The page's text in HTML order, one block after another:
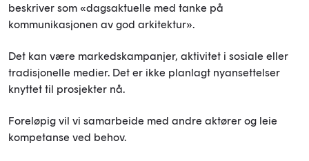
beskriver som «dagsaktuelle med tanke på
kommunikasjonen av god arkitektur».
Det kan være markedskampanjer, aktivitet i sosiale eller
tradisjonelle medier. Det er ikke planlagt nyansettelser
knyttet til prosjekter nå.
Foreløpig vil vi samarbeide med andre aktører og leie
kompetanse ved behov.